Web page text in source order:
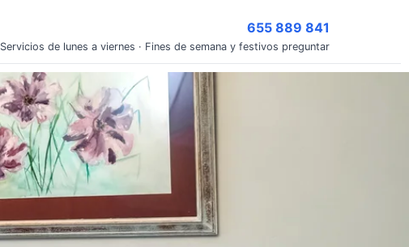
655 889 841
Servicios de lunes a viernes · Fines de semana y festivos preguntar